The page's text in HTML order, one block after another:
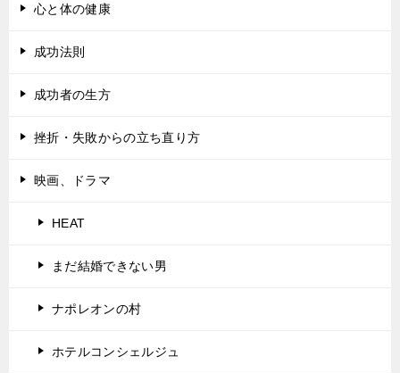
心と体の健康
成功法則
成功者の生方
挫折・失敗からの立ち直り方
映画、ドラマ
HEAT
まだ結婚できない男
ナポレオンの村
ホテルコンシェルジュ